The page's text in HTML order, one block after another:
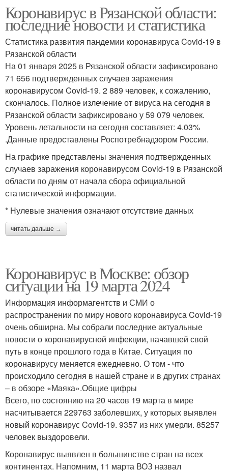
Коронавирус в Рязанской области:
последние новости и статистика
Статистика развития пандемии коронавируса Covid-19 в
Рязанской области
На 01 января 2025 в Рязанской области зафиксировано
71 656 подтвержденных случаев заражения
коронавирусом Covid-19. 2 889 человек, к сожалению,
скончалось. Полное излечение от вируса на сегодня в
Рязанской области зафиксировано у 59 079 человек.
Уровень летальности на сегодня составляет: 4.03%
.Данные предоставлены Роспотребнадзором России.
На графике представлены значения подтвержденных
случаев заражения коронавирусом Covid-19 в Рязанской
области по дням от начала сбора официальной
статистической информации.
* Нулевые значения означают отсутствие данных
читать дальше →
Коронавирус в Москве: обзор
ситуации на 19 марта 2024
Информация информагентств и СМИ о
распространении по миру нового коронавируса Covid-19
очень обширна. Мы собрали последние актуальные
новости о коронавирусной инфекции, начавшей свой
путь в конце прошлого года в Китае. Ситуация по
коронавирусу меняется ежедневно. О том - что
происходило сегодня в нашей стране и в других странах
– в обзоре «Маяка».Общие цифры
Всего, по состоянию на 20 часов 19 марта в мире
насчитывается 229763 заболевших, у которых выявлен
новый коронавирус Covid-19. 9357 из них умерли. 85257
человек выздоровели.
Коронавирус выявлен в большинстве стран на всех
континентах. Напомним, 11 марта ВОЗ назвал